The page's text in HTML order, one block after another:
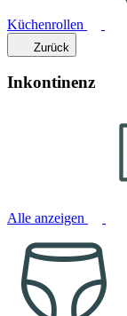
Küchenrollen
Zurück
Inkontinenz
Alle anzeigen